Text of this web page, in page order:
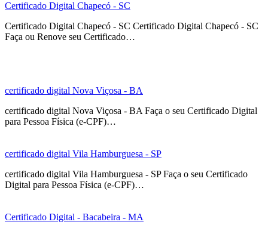
Certificado Digital Chapecó - SC
Certificado Digital Chapecó - SC Certificado Digital Chapecó - SC
Faça ou Renove seu Certificado…
certificado digital Nova Viçosa - BA
certificado digital Nova Viçosa - BA Faça o seu Certificado Digital
para Pessoa Física (e-CPF)…
certificado digital Vila Hamburguesa - SP
certificado digital Vila Hamburguesa - SP Faça o seu Certificado
Digital para Pessoa Física (e-CPF)…
Certificado Digital - Bacabeira - MA